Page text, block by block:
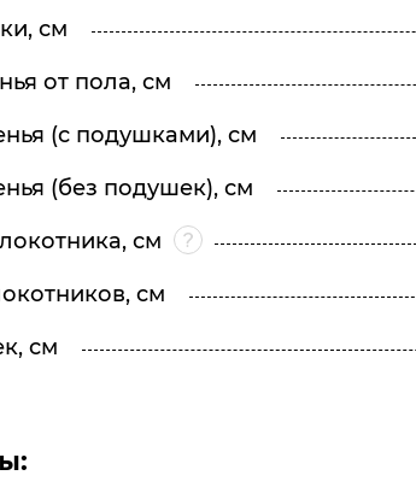
см
от пола, см
(с подушками), см
(без подушек), см
см
см
см